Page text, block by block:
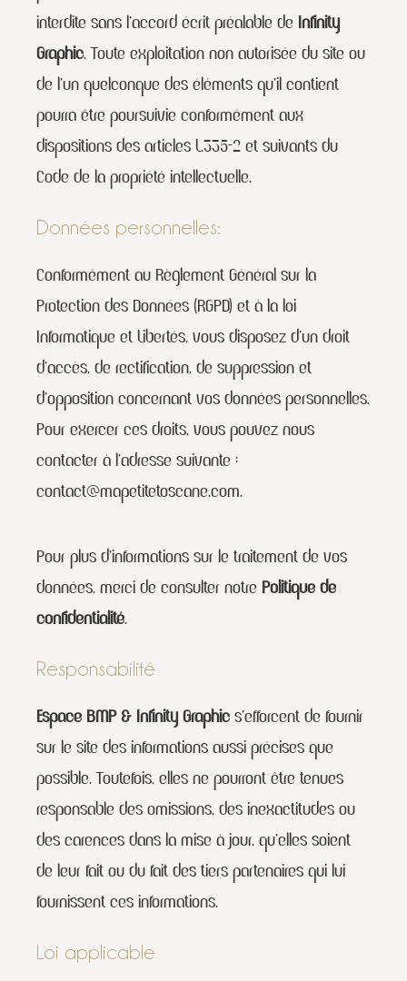
interdite sans l’accord écrit préalable de Infinity
Graphic. Toute exploitation non autorisée du site ou
de l’un quelconque des éléments qu’il contient
pourra être poursuivie conformément aux
dispositions des articles L.335-2 et suivants du
Code de la propriété intellectuelle.
Données personnelles:
Conformément au Règlement Général sur la
Protection des Données (RGPD) et à la loi
Informatique et Libertés, vous disposez d’un droit
d’accès, de rectification, de suppression et
d’opposition concernant vos données personnelles.
Pour exercer ces droits, vous pouvez nous
contacter à l’adresse suivante :
contact@mapetitetoscane.com.
Pour plus d’informations sur le traitement de vos
données, merci de consulter notre Politique de
confidentialité.
Responsabilité
Espace BMP & Infinity Graphic s’efforcent de fournir
sur le site des informations aussi précises que
possible. Toutefois, elles ne pourront être tenues
responsable des omissions, des inexactitudes ou
des carences dans la mise à jour, qu’elles soient
de leur fait ou du fait des tiers partenaires qui lui
fournissent ces informations.
Loi applicable